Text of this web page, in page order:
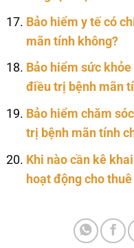
Bảo hiểm y tế có
mãn tính không?
Bảo hiểm sức
điều trị bệnh mãn
Bảo hiểm chăm
trị bệnh mãn tính
Khi nào cần kê
hoạt động cho